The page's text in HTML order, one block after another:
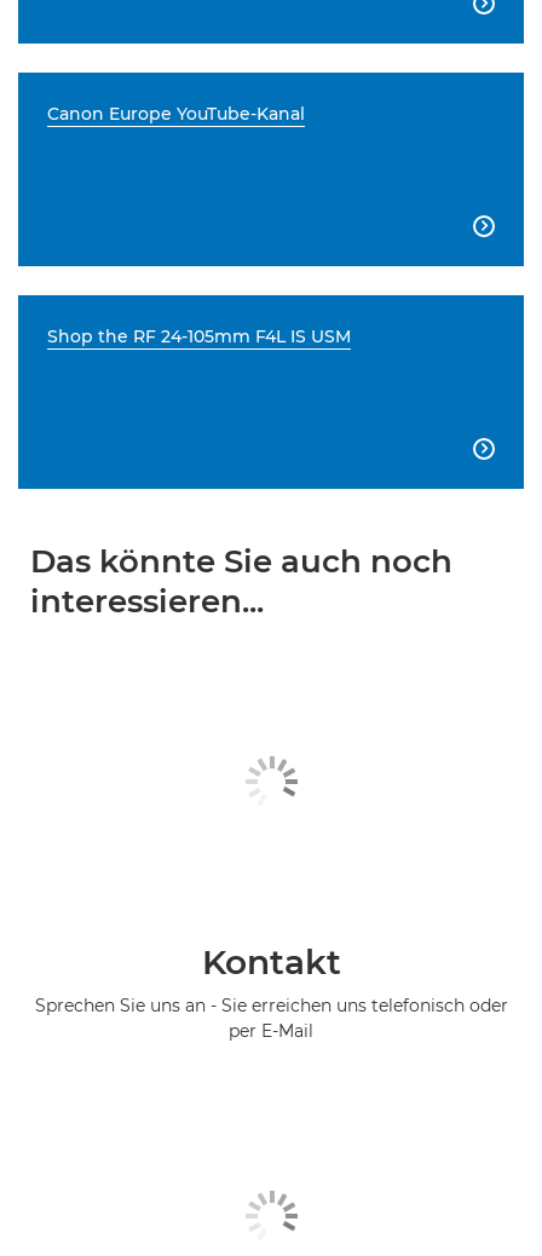

Canon Europe YouTube-Kanal

Shop the RF 24-105mm F4L IS USM

Das könnte Sie auch noch
interessieren...
Kontakt
Sprechen Sie uns an - Sie erreichen uns telefonisch oder
per E-Mail